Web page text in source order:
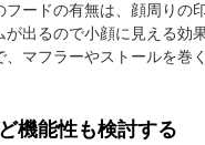
フードの有無は、顔周り
が出るので小顔に見える
マフラーやストールを巻
機能性も検討する